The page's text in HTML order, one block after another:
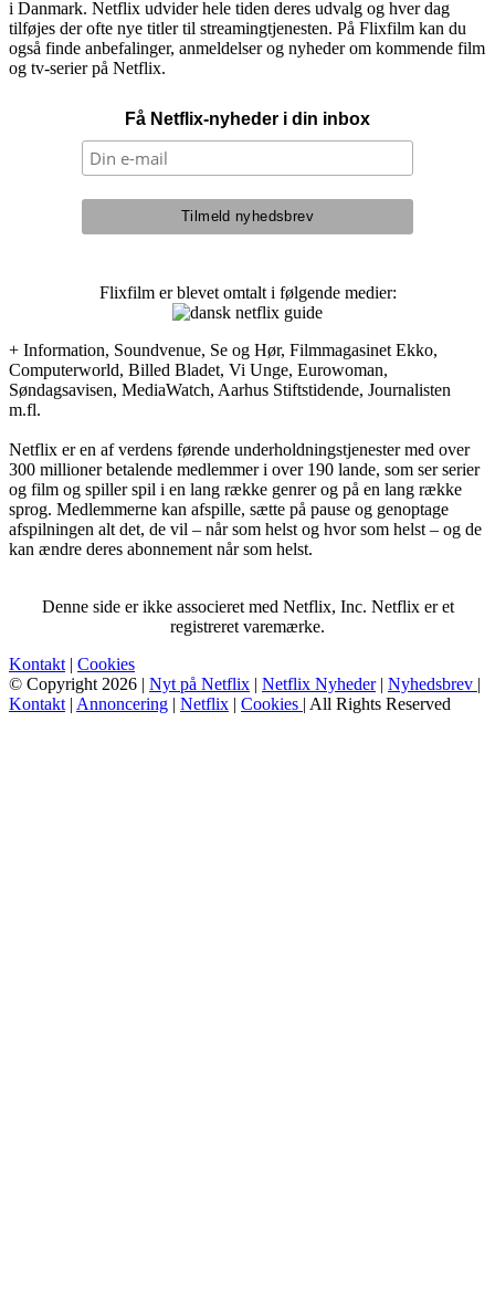
i Danmark. Netflix udvider hele tiden deres udvalg og hver dag
tilføjes der ofte nye titler til streamingtjenesten. På Flixfilm kan du
også finde anbefalinger, anmeldelser og nyheder om kommende film
og tv-serier på Netflix.
Få Netflix-nyheder i din inbox
Flixfilm er blevet omtalt i følgende medier:
+ Information, Soundvenue, Se og Hør, Filmmagasinet Ekko,
Computerworld, Billed Bladet, Vi Unge, Eurowoman,
Søndagsavisen, MediaWatch, Aarhus Stiftstidende, Journalisten
m.fl.
Netflix er en af verdens førende underholdningstjenester med over
300 millioner betalende medlemmer i over 190 lande, som ser serier
og film og spiller spil i en lang række genrer og på en lang række
sprog. Medlemmerne kan afspille, sætte på pause og genoptage
afspilningen alt det, de vil – når som helst og hvor som helst – og de
kan ændre deres abonnement når som helst.
Denne side er ikke associeret med Netflix, Inc. Netflix er et
registreret varemærke.
Kontakt | Cookies
© Copyright 2026 | Nyt på Netflix | Netflix Nyheder| Nyhedsbrev |
Kontakt | Annoncering | Netflix | Cookies | All Rights Reserved